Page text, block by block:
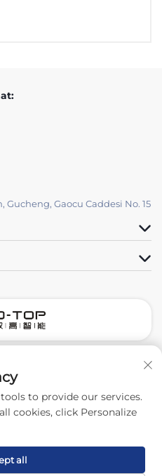
Gaocu Caddesi No. 15
Pharmatech Co.,Ltd. Tüm
to provide our services.
cookies, click Personalize
all